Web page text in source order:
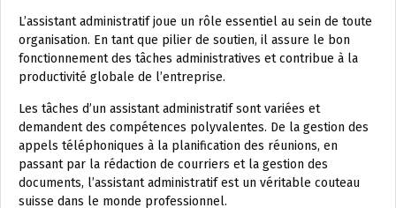
L’assistant administratif joue un rôle essentiel au sein de toute
organisation. En tant que pilier de soutien, il assure le bon
fonctionnement des tâches administratives et contribue à la
productivité globale de l’entreprise.
Les tâches d’un assistant administratif sont variées et
demandent des compétences polyvalentes. De la gestion des
appels téléphoniques à la planification des réunions, en
passant par la rédaction de courriers et la gestion des
documents, l’assistant administratif est un véritable couteau
suisse dans le monde professionnel.